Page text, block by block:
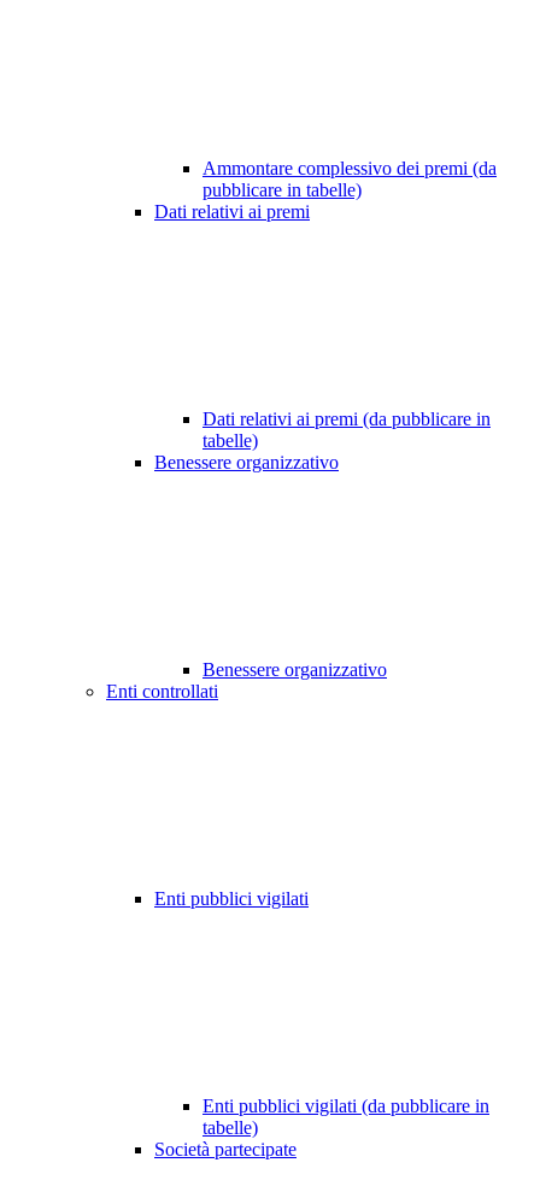
Ammontare complessivo dei premi (da
pubblicare in tabelle)
Dati relativi ai premi
Dati relativi ai premi (da pubblicare in
tabelle)
Benessere organizzativo
Benessere organizzativo
Enti controllati
Enti pubblici vigilati
Enti pubblici vigilati (da pubblicare in
tabelle)
Società partecipate